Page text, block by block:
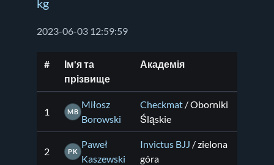
kg
2023-06-03 12:59:59
#
Ім'я та
прізвище
Академія
1 MB
Miłosz
Borowski
Checkmat / Oborniki
Śląskie
2 PK
Paweł
Kaszewski
Invictus BJJ / zielona
góra